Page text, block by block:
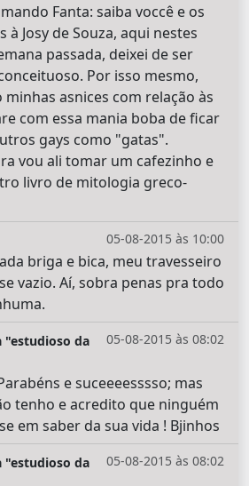
Fanta: saiba voccê e os
à Josy de Souza, aqui nestes
passada, deixei de ser
Por isso mesmo,
asnices com relação às
com essa mania boba de ficar
gays como "gatas".
vou ali tomar um cafezinho e
livro de mitologia greco-
05-08-2015 às 10:00
briga e bica, meu travesseiro
vazio. Aí, sobra penas pra todo
05-08-2015 às 08:02
"estudioso da
e suceeeesssso; mas
tenho e acredito que ninguém
em saber da sua vida ! Bjinhos
05-08-2015 às 08:02
"estudioso da